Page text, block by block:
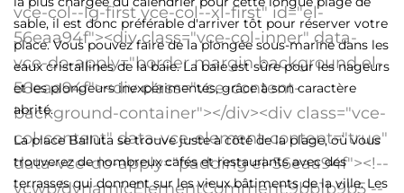
sable, il est donc préférable d'arriver tôt pour réserver votre
place. Vous pouvez faire de la plongée sous-marine dans les
eaux cristallines de la baie. La baie est sûre pour les nageurs
et les plongeurs inexpérimentés, grâce à son caractère
abrité.
La place Balluta se trouve juste à côté de la plage, où vous
trouverez de nombreux cafés et restaurants avec des
terrasses qui donnent sur les vieux bâtiments de la ville. Les